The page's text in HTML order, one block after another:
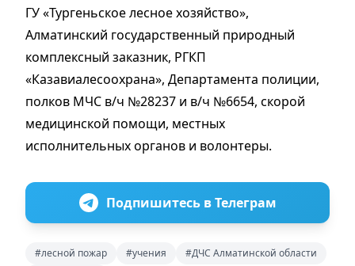
ГУ «Тургеньское лесное хозяйство»,
Алматинский государственный природный
комплексный заказник, РГКП
«Казавиалесоохрана», Департамента полиции,
полков МЧС в/ч №28237 и в/ч №6654, скорой
медицинской помощи, местных
исполнительных органов и волонтеры.
Подпишитесь в Телеграм
#лесной пожар #учения
#ДЧС Алматинской области